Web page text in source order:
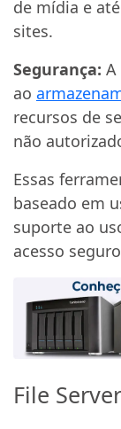
de mídia e
sites.
Segurança: A
ao
recursos de
não
Essas
baseado em
suporte ao
acesso
File